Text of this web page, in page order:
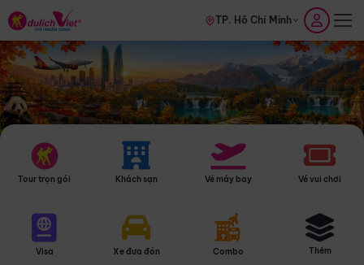
TP. Hồ Chí Minh
Tour trọn gói Khách sạn Vé máy bay Vé vui chơi
Visa Xe đưa đón Combo Thêm